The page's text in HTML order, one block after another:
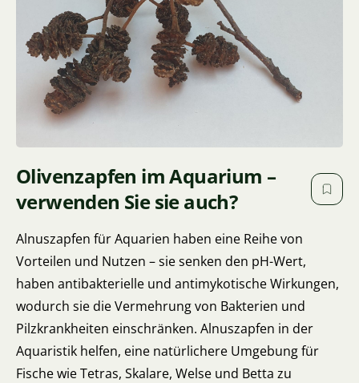
Olivenzapfen im Aquarium –
verwenden Sie sie auch?
Alnuszapfen für Aquarien haben eine Reihe von
Vorteilen und Nutzen – sie senken den pH-Wert,
haben antibakterielle und antimykotische Wirkungen,
wodurch sie die Vermehrung von Bakterien und
Pilzkrankheiten einschränken. Alnuszapfen in der
Aquaristik helfen, eine natürlichere Umgebung für
Fische wie Tetras, Skalare, Welse und Betta zu